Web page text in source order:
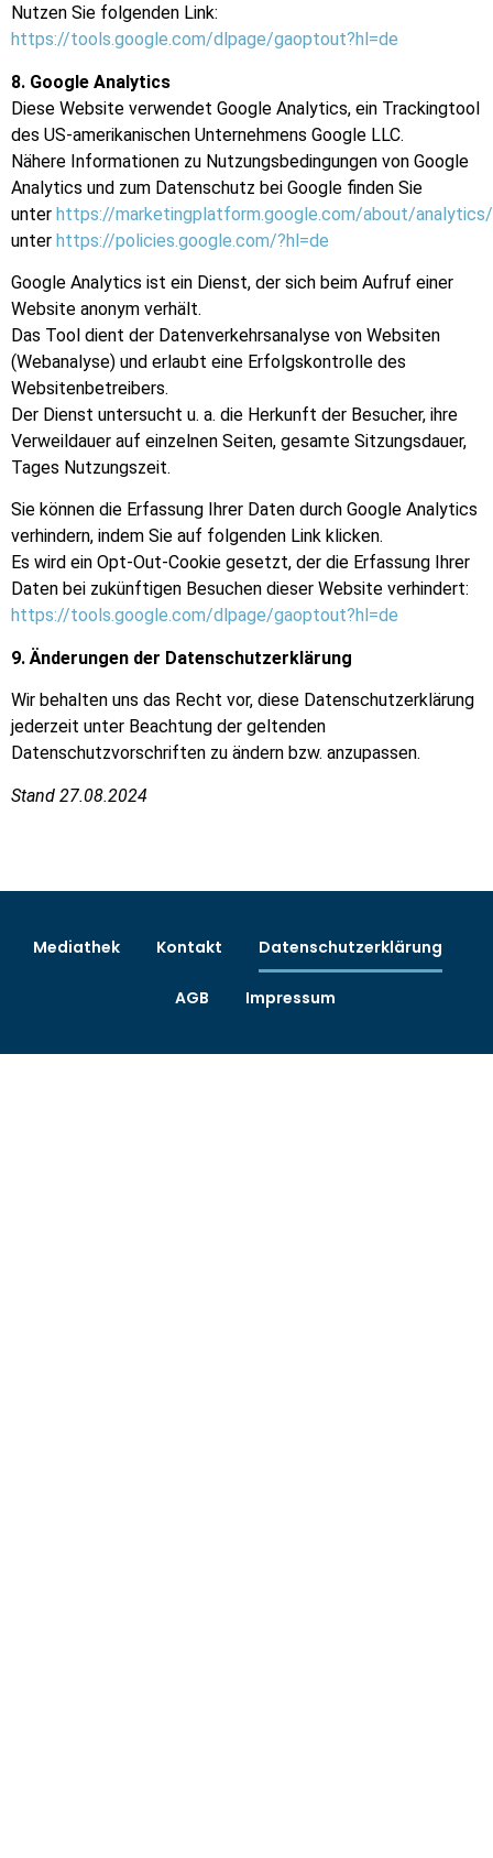
Nutzen Sie folgenden Link:
https://tools.google.com/dlpage/gaoptout?hl=de
8. Google Analytics
Diese Website verwendet Google Analytics, ein Trackingtool
des US-amerikanischen Unternehmens Google LLC.
Nähere Informationen zu Nutzungsbedingungen von Google
Analytics und zum Datenschutz bei Google finden Sie
unter https://marketingplatform.google.com/about/
unter https://policies.google.com/?hl=de
Google Analytics ist ein Dienst, der sich beim Aufruf einer
Website anonym verhält.
Das Tool dient der Datenverkehrsanalyse von Websiten
(Webanalyse) und erlaubt eine Erfolgskontrolle des
Websitenbetreibers.
Der Dienst untersucht u. a. die Herkunft der Besucher, ihre
Verweildauer auf einzelnen Seiten, gesamte Sitzungsdauer,
Tages Nutzungszeit.
Sie können die Erfassung Ihrer Daten durch Google Analytics
verhindern, indem Sie auf folgenden Link klicken.
Es wird ein Opt-Out-Cookie gesetzt, der die Erfassung Ihrer
Daten bei zukünftigen Besuchen dieser Website verhindert:
https://tools.google.com/dlpage/gaoptout?hl=de
9. Änderungen der Datenschutzerklärung
Wir behalten uns das Recht vor, diese Datenschutzerklärung
jederzeit unter Beachtung der geltenden
Datenschutzvorschriften zu ändern bzw. anzupassen.
Stand 27.08.2024
Mediathek Kontakt Datenschutzerklärung
AGB Impressum